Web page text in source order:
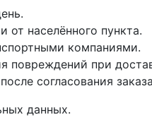
населённого пункта.
компаниями.
при
согласования
данных.